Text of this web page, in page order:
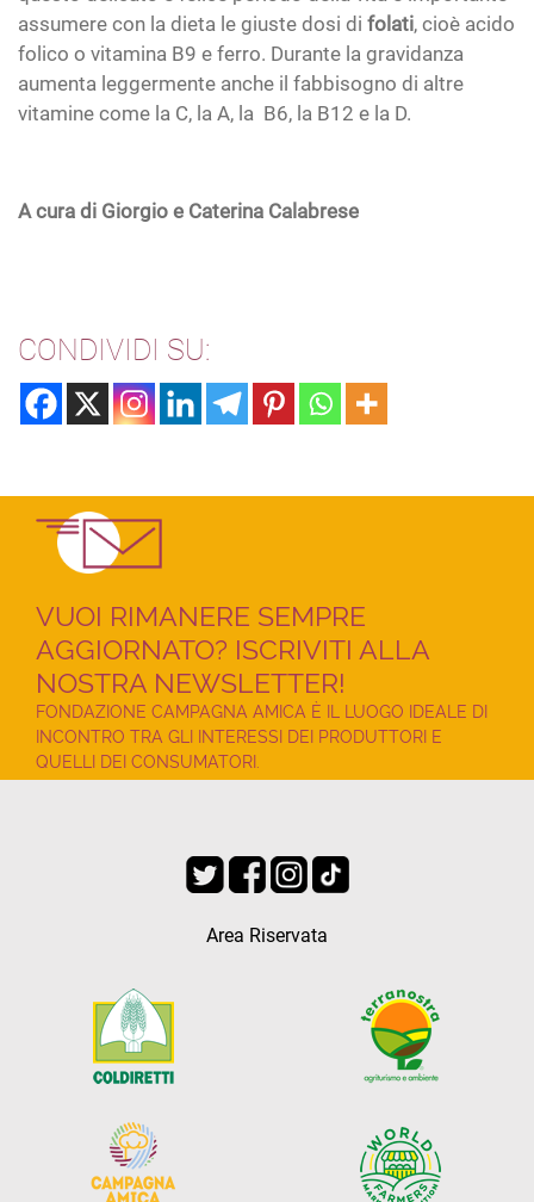
assumere con la dieta le giuste dosi di folati, cioè acido
folico o vitamina B9 e ferro. Durante la gravidanza
aumenta leggermente anche il fabbisogno di altre
vitamine come la C, la A, la B6, la B12 e la D.
A cura di Giorgio e Caterina Calabrese
CONDIVIDI SU:
VUOI RIMANERE SEMPRE
AGGIORNATO? ISCRIVITI ALLA
NOSTRA NEWSLETTER!
FONDAZIONE CAMPAGNA AMICA È IL LUOGO IDEALE DI
INCONTRO TRA GLI INTERESSI DEI PRODUTTORI E
QUELLI DEI CONSUMATORI.
Area Riservata